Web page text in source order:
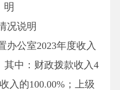
明
况说明
办公室2023年度收入
其中：财政拨款收入4
入的100.00%；上级